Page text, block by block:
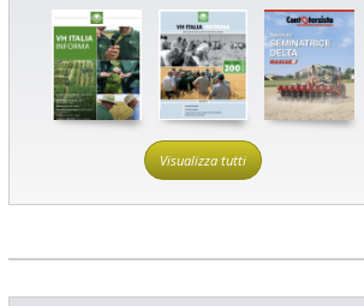
Visualizza tutti